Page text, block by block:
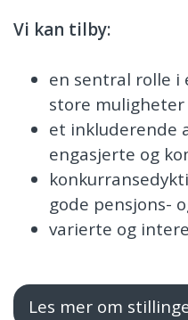
Vi kan tilby:
en sentral rolle i
store
et inkluderende
engasjerte og
gode pensjons-
varierte og
Les mer om